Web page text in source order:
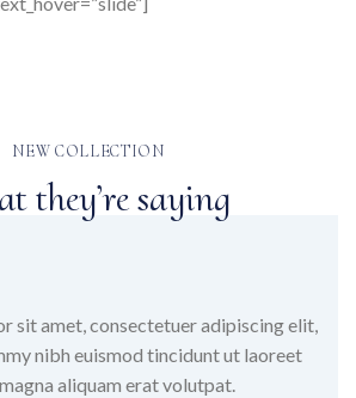
NEW COLLECTION
they’re saying
sit amet, consectetuer adipiscing elit,
nibh euismod tincidunt ut laoreet
aliquam erat volutpat.